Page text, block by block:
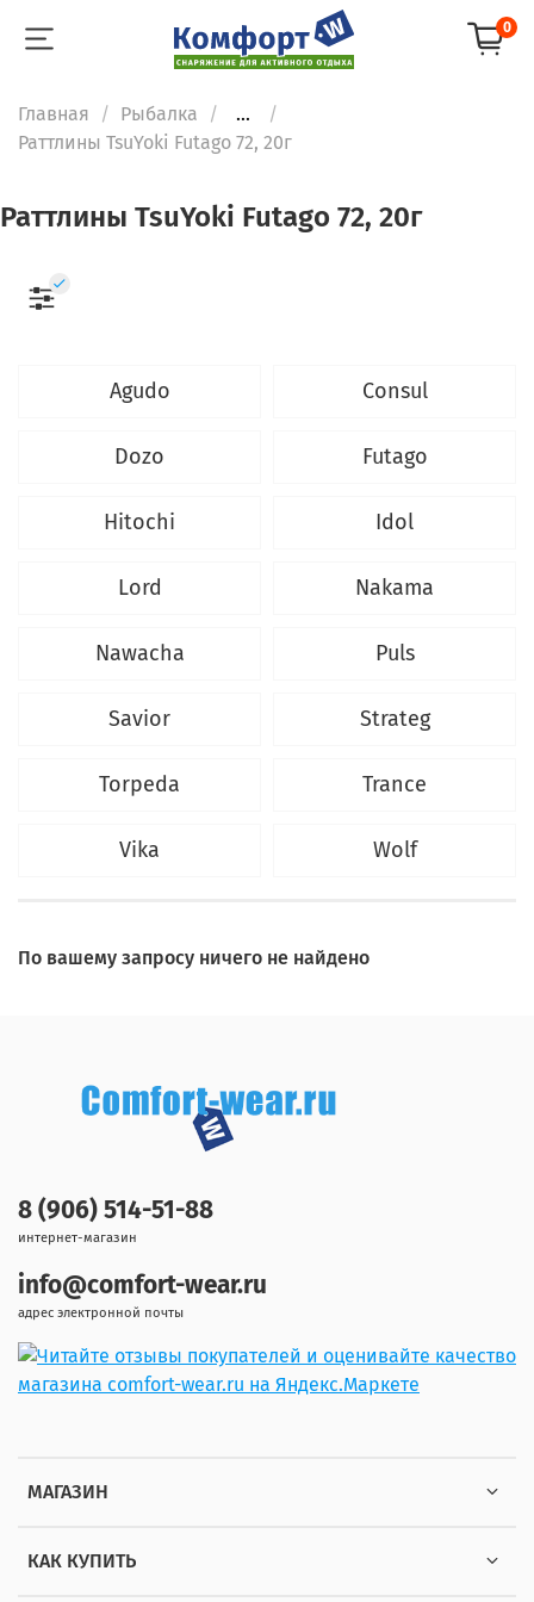
0
Главная Рыбалка
...
Раттлины TsuYoki Futago 72, 20г
Раттлины TsuYoki Futago 72, 20г
Agudo Consul
Dozo Futago
Hitochi Idol
Lord Nakama
Nawacha Puls
Savior Strateg
Torpeda Trance
Vika Wolf
По вашему запросу ничего не найдено
МАГАЗИН
КАК КУПИТЬ
8 (906) 514-51-88
интернет-магазин
info@comfort-wear.ru
адрес электронной почты